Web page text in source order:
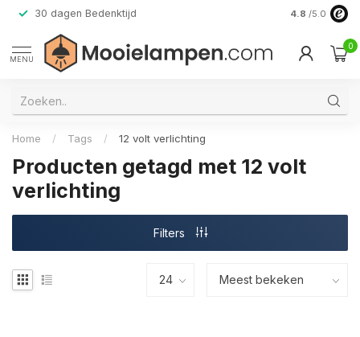
30 dagen Bedenktijd Verzending
4.8 /5.0
MENU
0
Home / Tags / 12 volt verlichting
Producten getagd met 12 volt
verlichting
Filters